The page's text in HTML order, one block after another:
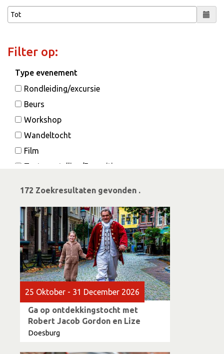
Filter op:
Type evenement
Rondleiding/excursie
Beurs
Workshop
Wandeltocht
Film
Tentoonstelling/Expositie
Lezing
Voorstelling
Eten & drinken
Muziek
172 Zoekresultaten gevonden .
25 Oktober - 31 December 2026
Ga op ontdekkingstocht met
Robert Jacob Gordon en Lize
Doesburg